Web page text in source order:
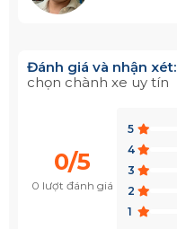
Đánh giá và nhận xét:
chọn chành xe uy tín
0/5
0 lượt đánh giá
5
4
3
2
1